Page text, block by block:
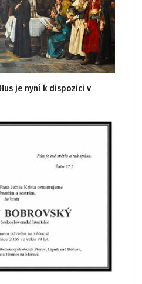
je nyní k dispozici v